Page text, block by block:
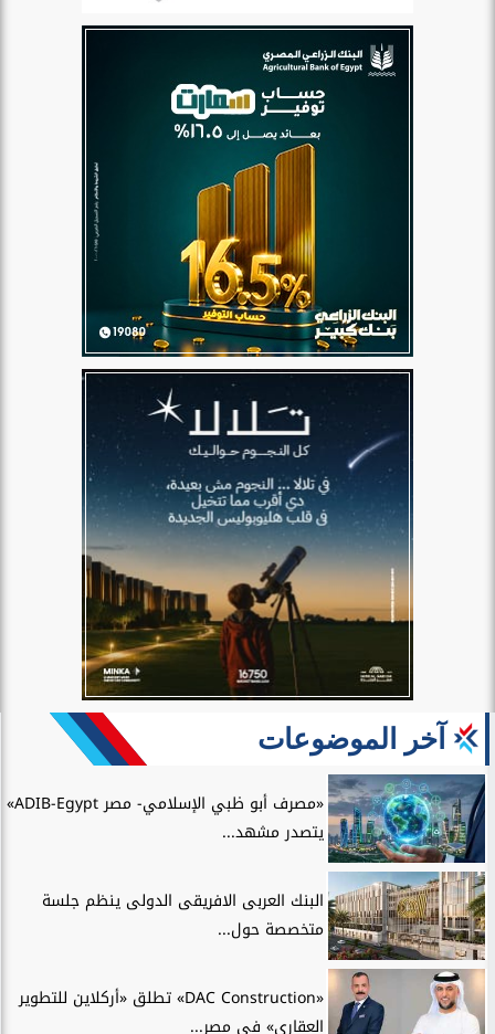
آخر الموضوعات
«مصرف أبو ظبي الإسلامي- مصر ADIB-Egypt»
يتصدر مشهد...
البنك العربى الافريقى الدولى ينظم جلسة
متخصصة حول...
«DAC Construction» تطلق «أركلاين للتطوير
العقاري» في مصر...